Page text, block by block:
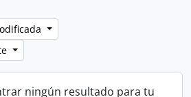
ningún resultado para tu